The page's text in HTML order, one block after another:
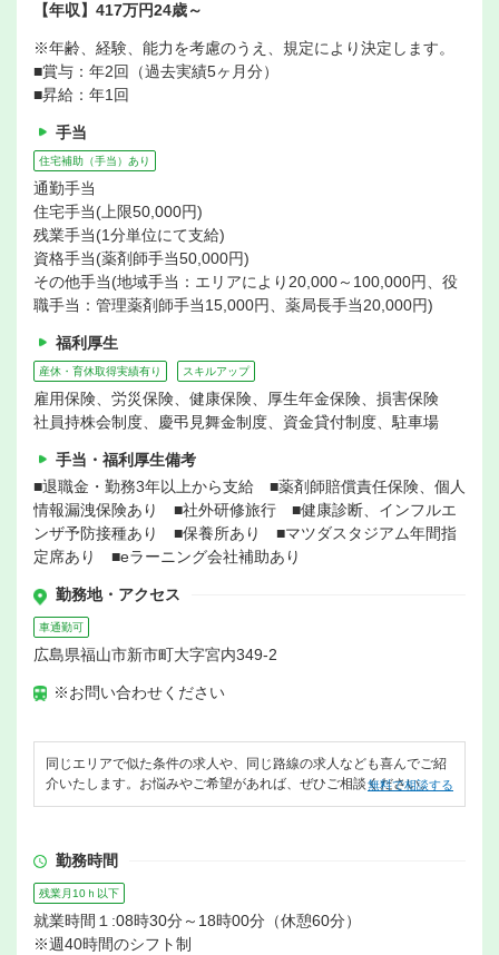
【年収】417万円24歳～
※年齢、経験、能力を考慮のうえ、規定により決定します。
■賞与：年2回（過去実績5ヶ月分）
■昇給：年1回
手当
住宅補助（手当）あり
通勤手当
住宅手当(上限50,000円)
残業手当(1分単位にて支給)
資格手当(薬剤師手当50,000円)
その他手当(地域手当：エリアにより20,000～100,000円、役
職手当：管理薬剤師手当15,000円、薬局長手当20,000円)
福利厚生
産休・育休取得実績有り スキルアップ
雇用保険、労災保険、健康保険、厚生年金保険、損害保険
社員持株会制度、慶弔見舞金制度、資金貸付制度、駐車場
手当・福利厚生備考
■退職金・勤務3年以上から支給 ■薬剤師賠償責任保険、個人
情報漏洩保険あり ■社外研修旅行 ■健康診断、インフルエ
ンザ予防接種あり ■保養所あり ■マツダスタジアム年間指
定席あり ■eラーニング会社補助あり
勤務地・アクセス
車通勤可
広島県福山市新市町大字宮内349-2
※お問い合わせください
同じエリアで似た条件の求人や、同じ路線の求人なども喜んでご紹
介いたします。お悩みやご希望があれば、ぜひご相談ください。
無料で相談する
勤務時間
残業月10ｈ以下
就業時間１:08時30分～18時00分（休憩60分）
※週40時間のシフト制